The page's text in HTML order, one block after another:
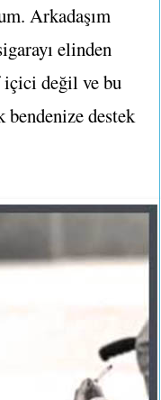
Arkadaşım
elinden
değil ve bu
bendenize destek